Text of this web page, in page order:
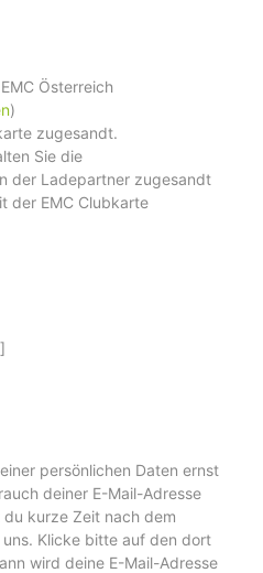
Österreich
)
zugesandt.
Sie die
der Ladepartner zugesandt
der EMC Clubkarte
persönlichen Daten ernst
deiner E-Mail-Adresse
kurze Zeit nach dem
uns. Klicke bitte auf den dort
wird deine E-Mail-Adresse